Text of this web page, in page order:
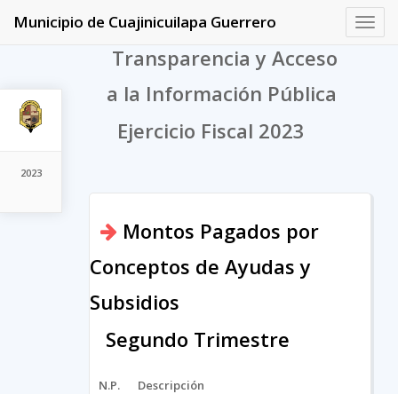
2023
Municipio de Cuajinicuilapa Guerrero
Transparencia y Acceso
a la Información Pública
Ejercicio Fiscal 2023
Montos Pagados por
Conceptos de Ayudas y
Subsidios
Segundo Trimestre
N.P. Descripción